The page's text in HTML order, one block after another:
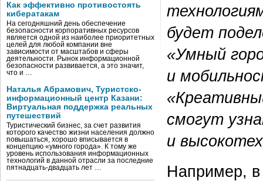
Как эффективно противостоять
кибератакам
На сегодняшний день обеспечение
безопасности корпоративных ресурсов
является одной из наиболее приоритетных
целей для любой компании вне
зависимости от масштабов и сферы
деятельности. Рынок информационной
безопасности развивается, а это значит,
что и …
Наталья Абрамович, Туристско-
информационный центр Казани:
Виртуальная поддержка реальных
путешествий
Туристический бизнес, за счет развития
которого качество жизни населения должно
повышаться, хорошо вписывается в
концепцию «умного города». К тому же
уровень использования информационных
технологий в данной отрасли за последние
пятнадцать-двадцать лет …
будет
«Умный
и
смогут
и
Например,